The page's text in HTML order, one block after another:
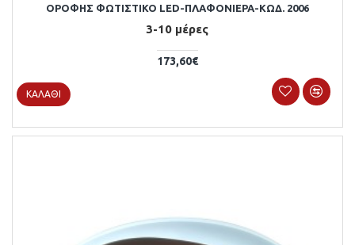
ΟΡΟΦΗΣ ΦΩΤΙΣΤΙΚΟ LED-ΠΛΑΦΟΝΙΕΡΑ-ΚΩΔ. 2006
3-10 μέρες
173,60€
ΚΑΛΆΘΙ